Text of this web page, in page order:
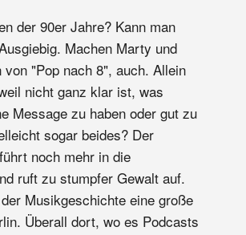
der 90er Jahre? Kann man
Machen Marty und
von "Pop nach 8", auch. Allein
nicht ganz klar ist, was
Message zu haben oder gut zu
sogar beides? Der
noch mehr in die
ruft zu stumpfer Gewalt auf.
Musikgeschichte eine große
Überall dort, wo es Podcasts